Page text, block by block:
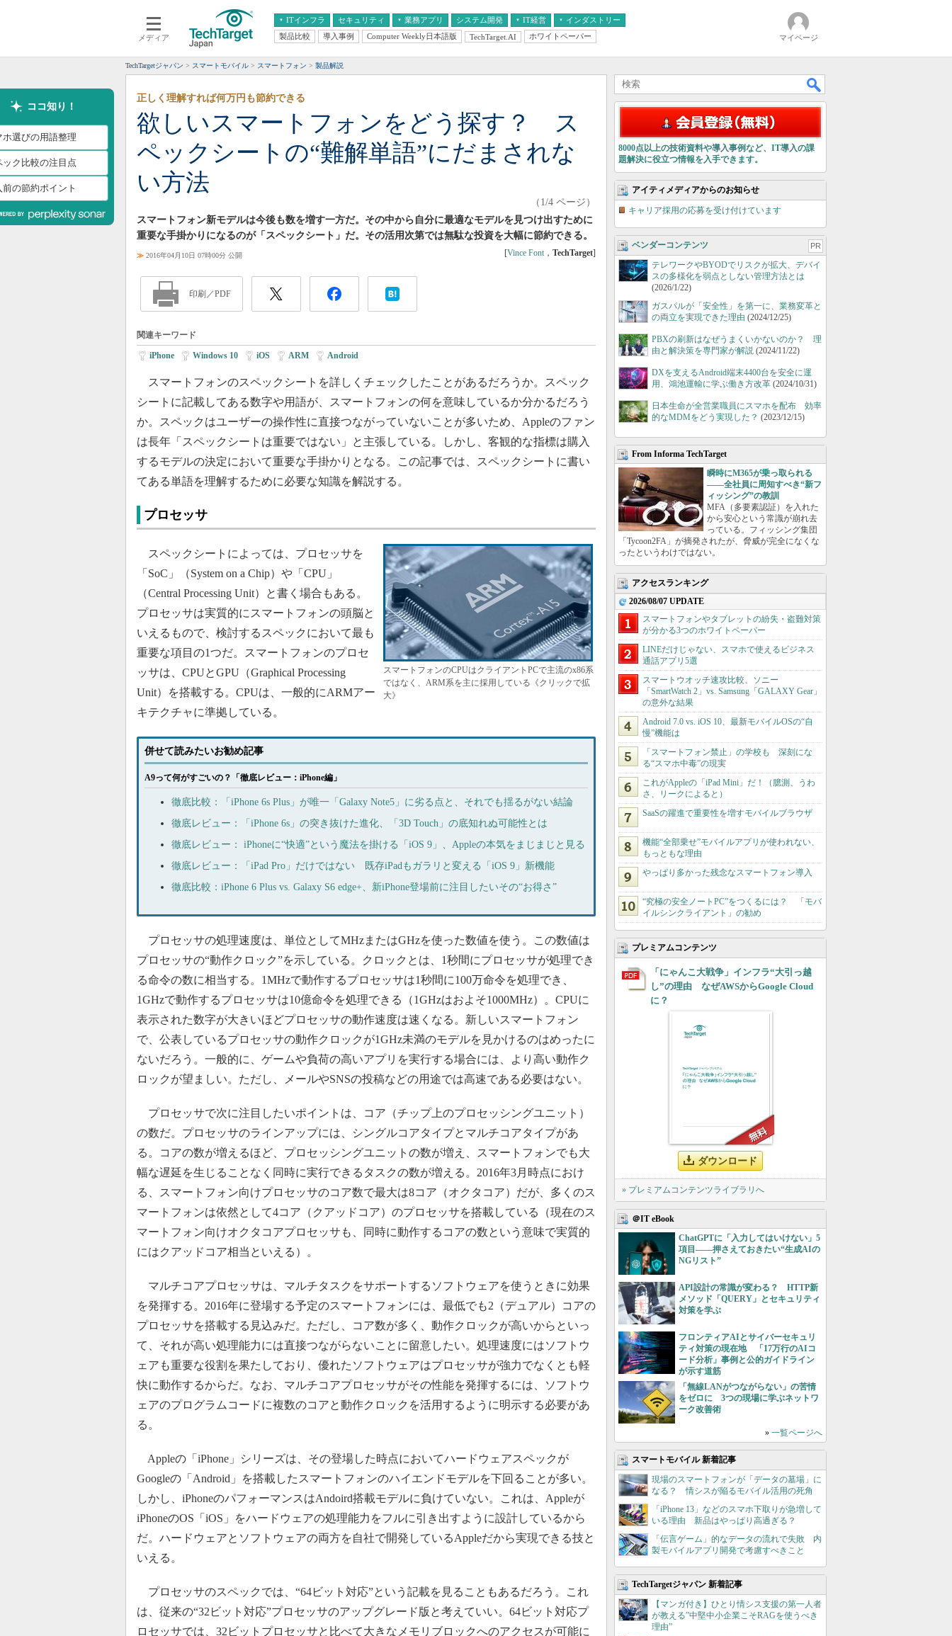
メディア
ITインフラ
クラウド
スマートモバイル
ネットワーク
システム運用管理
セキュリティ 業務アプリ
エンタープライズAI
ERP
CX
情報系システム
システム開発 IT経営
経営とIT
インダストリー
医療IT
製品比較 導入事例 Computer Weekly日本語版 TechTarget.AI ホワイトペーパー マイページ
TechTargetジャパン スマートモバイル スマートフォン 製品解説
ココ知り！
ホ選びの用語整理
ック比較の注目点
前の節約ポイント
欲しいスマートフォンをどう探す？ ス
ペックシートの“難解単語”にだまされな
い方法
正しく理解すれば何万円も節約できる
（1/4 ページ）
スマートフォン新モデルは今後も数を増す一方だ。その中から自分に最適なモデルを見つけ出すために
重要な手掛かりになるのが「スペックシート」だ。その活用次第では無駄な投資を大幅に節約できる。
≫ 2016年04月10日 07時00分 公開 [Vince Font ， TechTarget]
印刷／PDF
関連キーワード
iPhone Windows 10 iOS ARM Android
スマートフォンのスペックシートを詳しくチェックしたことがあるだろうか。スペック
シートに記載してある数字や用語が、スマートフォンの何を意味しているか分かるだろう
か。スペックはユーザーの操作性に直接つながっていないことが多いため、Appleのファン
は長年「スペックシートは重要ではない」と主張している。しかし、客観的な指標は購入
するモデルの決定において重要な手掛かりとなる。この記事では、スペックシートに書い
てある単語を理解するために必要な知識を解説する。
プロセッサ
スマートフォンのCPUはクライアントPCで主流のx86系
ではなく、ARM系を主に採用している《クリックで拡
大》
スペックシートによっては、プロセッサを
「SoC」（System on a Chip）や「CPU」
（Central Processing Unit）と書く場合もある。
プロセッサは実質的にスマートフォンの頭脳と
いえるもので、検討するスペックにおいて最も
重要な項目の1つだ。スマートフォンのプロセ
ッサは、CPUとGPU（Graphical Processing
Unit）を搭載する。CPUは、一般的にARMアー
キテクチャに準拠している。
併せて読みたいお勧め記事
A9って何がすごいの？「徹底レビュー：iPhone編」
徹底比較：「iPhone 6s Plus」が唯一「Galaxy Note5」に劣る点と、それでも揺るがない結論
徹底レビュー：「iPhone 6s」の突き抜けた進化、「3D Touch」の底知れぬ可能性とは
徹底レビュー： iPhoneに“快適”という魔法を掛ける「iOS 9」、Appleの本気をまじまじと見る
徹底レビュー：「iPad Pro」だけではない 既存iPadもガラリと変える「iOS 9」新機能
徹底比較：iPhone 6 Plus vs. Galaxy S6 edge+、新iPhone登場前に注目したいその“お得さ”
プロセッサの処理速度は、単位としてMHzまたはGHzを使った数値を使う。この数値は
プロセッサの“動作クロック”を示している。クロックとは、1秒間にプロセッサが処理でき
る命令の数に相当する。1MHzで動作するプロセッサは1秒間に100万命令を処理でき、
1GHzで動作するプロセッサは10億命令を処理できる（1GHzはおよそ1000MHz）。CPUに
表示された数字が大きいほどプロセッサの動作速度は速くなる。新しいスマートフォン
で、公表しているプロセッサの動作クロックが1GHz未満のモデルを見かけるのはめったに
ないだろう。一般的に、ゲームや負荷の高いアプリを実行する場合には、より高い動作ク
ロックが望ましい。ただし、メールやSNSの投稿などの用途では高速である必要はない。
プロセッサで次に注目したいポイントは、コア（チップ上のプロセッシングユニット）
の数だ。プロセッサのラインアップには、シングルコアタイプとマルチコアタイプがあ
る。コアの数が増えるほど、プロセッシングユニットの数が増え、スマートフォンでも大
幅な遅延を生じることなく同時に実行できるタスクの数が増える。2016年3月時点におけ
る、スマートフォン向けプロセッサのコア数で最大は8コア（オクタコア）だが、多くのス
マートフォンは依然として4コア（クアッドコア）のプロセッサを搭載している（現在のス
マートフォン向けオクタコアプロセッサも、同時に動作するコアの数という意味で実質的
にはクアッドコア相当といえる）。
マルチコアプロセッサは、マルチタスクをサポートするソフトウェアを使うときに効果
を発揮する。2016年に登場する予定のスマートフォンには、最低でも2（デュアル）コアの
プロセッサを搭載する見込みだ。ただし、コア数が多く、動作クロックが高いからといっ
て、それが高い処理能力には直接つながらないことに留意したい。処理速度にはソフトウ
ェアも重要な役割を果たしており、優れたソフトウェアはプロセッサが強力でなくとも軽
快に動作するからだ。なお、マルチコアプロセッサがその性能を発揮するには、ソフトウ
ェアのプログラムコードに複数のコアと動作クロックを活用するように明示する必要があ
る。
Appleの「iPhone」シリーズは、その登場した時点においてハードウェアスペックが
Googleの「Android」を搭載したスマートフォンのハイエンドモデルを下回ることが多い。
しかし、iPhoneのパフォーマンスはAndoird搭載モデルに負けていない。これは、Appleが
iPhoneのOS「iOS」をハードウェアの処理能力をフルに引き出すように設計しているから
だ。ハードウェアとソフトウェアの両方を自社で開発しているAppleだから実現できる技と
いえる。
プロセッサのスペックでは、“64ビット対応”という記載を見ることもあるだろう。これ
は、従来の“32ビット対応”プロセッサのアップグレード版と考えていい。64ビット対応プ
ロセッサでは、32ビットプロセッサと比べて大きなメモリブロックへのアクセスが可能に
8000点以上の技術資料や導入事例など、IT導入の課
題解決に役立つ情報を入手できます。
アイティメディアからのお知らせ
キャリア採用の応募を受け付けています
ベンダーコンテンツ PR
テレワークやBYODでリスクが拡大、デバイ
スの多様化を弱点としない管理方法とは
(2026/1/22)
ガスパルが「安全性」を第一に、業務変革と
の両立を実現できた理由 (2024/12/25)
PBXの刷新はなぜうまくいかないのか？ 理
由と解決策を専門家が解説 (2024/11/22)
DXを支えるAndroid端末4400台を安全に運
用、鴻池運輸に学ぶ働き方改革 (2024/10/31)
日本生命が全営業職員にスマホを配布 効率
的なMDMをどう実現した？ (2023/12/15)
From Informa TechTarget
瞬時にM365が乗っ取られる
――全社員に周知すべき“新フ
ィッシング”の教訓
MFA（多要素認証）を入れた
から安心という常識が崩れ去
っている。フィッシング集団
「Tycoon2FA」が摘発されたが、脅威が完全になくな
ったというわけではない。
アクセスランキング
2026/08/07 UPDATE
スマートフォンやタブレットの紛失・盗難対策
が分かる3つのホワイトペーパー
LINEだけじゃない、スマホで使えるビジネス
通話アプリ5選
スマートウオッチ速攻比較、ソニー
「SmartWatch 2」vs. Samsung「GALAXY Gear」
の意外な結果
Android 7.0 vs. iOS 10、最新モバイルOSの“自
慢”機能は
「スマートフォン禁止」の学校も 深刻にな
る“スマホ中毒”の現実
これがAppleの「iPad Mini」だ！（臆測、うわ
さ、リークによると）
SaaSの躍進で重要性を増すモバイルブラウザ
機能“全部乗せ”モバイルアプリが使われない、
もっともな理由
やっぱり多かった残念なスマートフォン導入
“究極の安全ノートPC”をつくるには？ 「モバ
イルシンクライアント」の勧め
プレミアムコンテンツ
「にゃんこ大戦争」インフラ“大引っ越
し”の理由 なぜAWSからGoogle Cloud
に？
ダウンロード
» プレミアムコンテンツライブラリへ
＠IT eBook
ChatGPTに「入力してはいけない」5
項目――押さえておきたい“生成AIの
NGリスト”
API設計の常識が変わる？ HTTP新
メソッド「QUERY」とセキュリティ
対策を学ぶ
フロンティアAIとサイバーセキュリ
ティ対策の現在地 「17万行のAIコ
ード分析」事例と公的ガイドライン
が示す道筋
「無線LANがつながらない」の苦情
をゼロに 3つの現場に学ぶネットワ
ーク改善術
» 一覧ページへ
スマートモバイル 新着記事
現場のスマートフォンが「データの墓場」に
なる？ 情シスが陥るモバイル活用の死角
「iPhone 13」などのスマホ下取りが急増して
いる理由 新品はやっぱり高過ぎる？
「伝言ゲーム」的なデータの流れで失敗 内
製モバイルアプリ開発で考慮すべきこと
TechTargetジャパン 新着記事
【マンガ付き】ひとり情シス支援の第一人者
が教える”中堅中小企業こそRAGを使うべき
理由”